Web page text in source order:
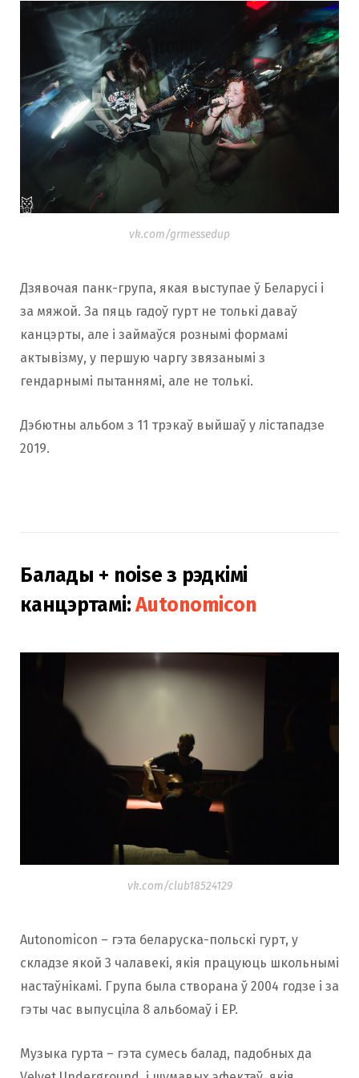
vk.com/grmessedup
Дзявочая панк-група, якая выступае ў Беларусі і
за мяжой. За пяць гадоў гурт не толькі даваў
канцэрты, але і займаўся рознымі формамі
актывізму, у першую чаргу звязанымі з
гендарнымі пытаннямі, але не толькі.
Дэбютны альбом з 11 трэкаў выйшаў у лістападзе
2019.
Балады + noise з рэдкімі
канцэртамі:Autonomicon
vk.com/club18524129
Autonomicon – гэта беларуска-польскі гурт, у
складзе якой 3 чалавекі, якія працуюць школьнымі
настаўнікамі. Група была створана ў 2004 годзе і за
гэты час выпусціла 8 альбомаў і EP.
Музыка гурта – гэта сумесь балад, падобных да